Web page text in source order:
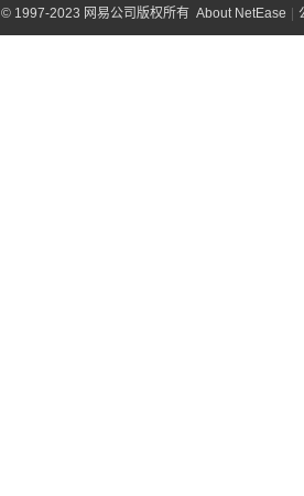
©1997-2023 网易公司版权所有 About NetEase